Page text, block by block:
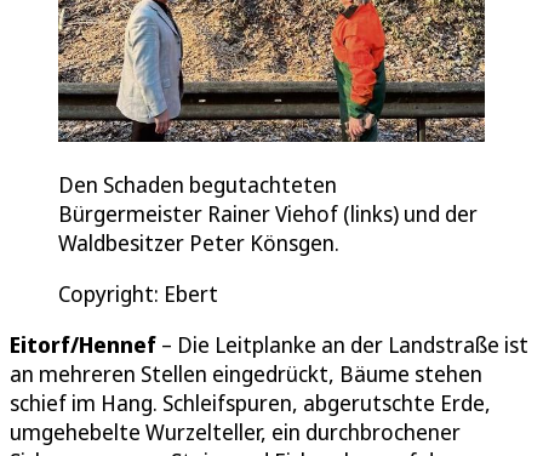
Den Schaden begutachteten
Bürgermeister Rainer Viehof (links) und der
Waldbesitzer Peter Könsgen.
Copyright: Ebert
Eitorf/Hennef – Die Leitplanke an der Landstraße ist
an mehreren Stellen eingedrückt, Bäume stehen
schief im Hang. Schleifspuren, abgerutschte Erde,
umgehebelte Wurzelteller, ein durchbrochener